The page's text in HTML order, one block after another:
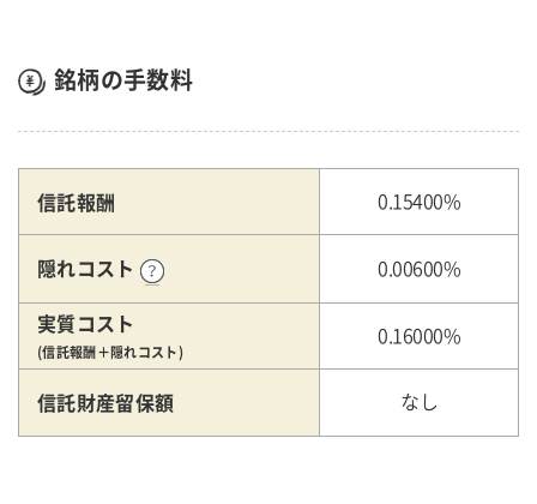
銘柄の手数料
信託報酬 0.15400%
隠れコスト 0.00600%
実質コスト
(信託報酬＋隠れコスト)
0.16000%
信託財産留保額 なし